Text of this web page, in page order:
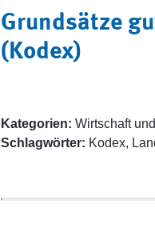
Grundsätze
(Kodex)
Kategorien: Wirtschaft
Schlagwörter: Kodex,